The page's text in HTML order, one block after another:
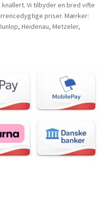
Vi tilbyder en bred vifte
priser. Mærker:
Heidenau, Metzeler,